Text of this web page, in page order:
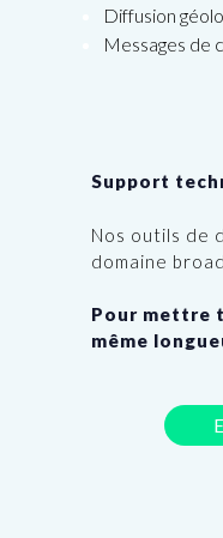
Diffusion
Messages de
Support
Nos outils de
domaine
Pour mettre
même